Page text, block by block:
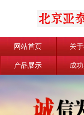
网站首页 关
产品展示 成